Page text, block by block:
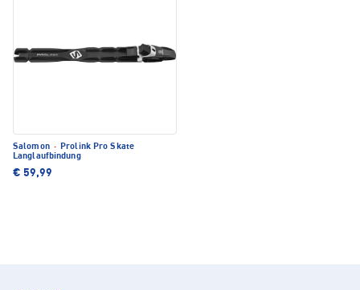
Salomon · Prolink Pro Skate
Langlaufbindung
€ 59,99